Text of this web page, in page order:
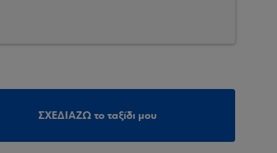
ΣΧΕΔΙΑΖΩ το ταξίδι μου